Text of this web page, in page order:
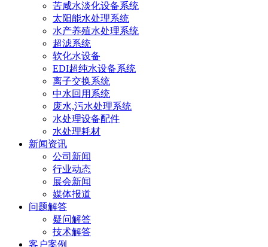
苦咸水淡化设备系统
太阳能水处理系统
水产养殖水处理系统
超滤系统
软化水设备
EDI超纯水设备系统
离子交换系统
中水回用系统
废水,污水处理系统
水处理设备配件
水处理耗材
新闻资讯
公司新闻
行业动态
展会新闻
媒体报道
问题解答
疑问解答
技术解答
客户案例